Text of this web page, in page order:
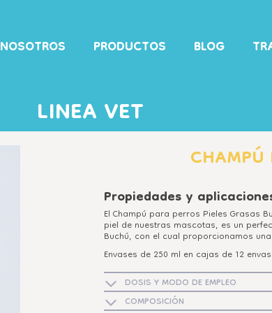
NOSOTROS PRODUCTOS BLOG
LINEA VET
CHAMPÚ
Propiedades y
El Champú para perros Pieles Grasas
piel de nuestras mascotas, es un
Buchú, con el cual proporcionamos
Envases de 250 ml en cajas de 12
DOSIS Y MODO DE EMPLEO
COMPOSICIÓN